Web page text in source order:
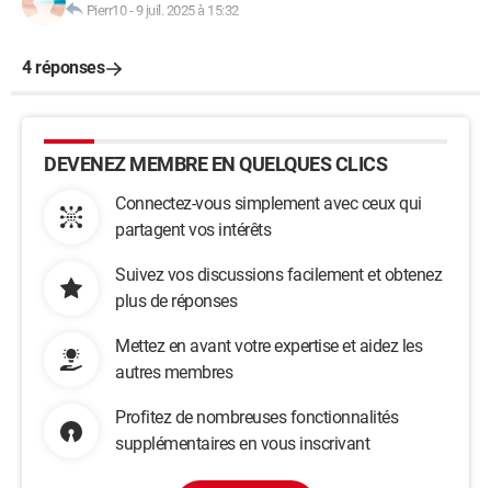
Pierr10-9 juil. 2025 à 15:32
4 réponses
DEVENEZ MEMBRE EN QUELQUES CLICS
Connectez-vous simplement avec ceux qui
partagent vos intérêts
Suivez vos discussions facilement et obtenez
plus de réponses
Mettez en avant votre expertise et aidez les
autres membres
Profitez de nombreuses fonctionnalités
supplémentaires en vous inscrivant